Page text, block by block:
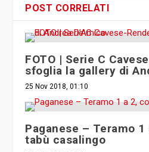
POST CORRELATI
FOTO | Serie C
sfoglia la gallery di
Paganese – Teramo
tabù casalingo